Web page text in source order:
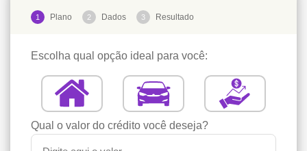
1 Plano 2 Dados 3 Resultado
Escolha qual opção ideal para você:
Qual o valor do crédito você deseja?